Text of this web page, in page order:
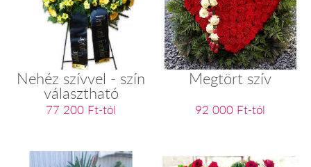
Nehéz szívvel - szín
választható
77 200 Ft-tól
Megtört szív
92 000 Ft-tól